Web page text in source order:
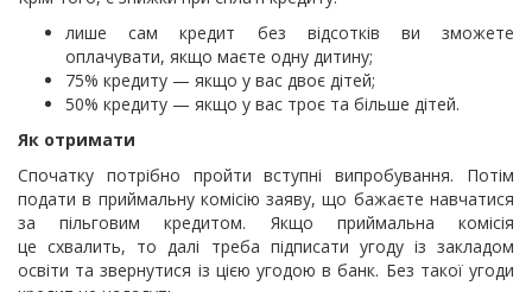
лише сам кредит без відсотків ви зможете
оплачувати, якщо маєте одну дитину;
75% кредиту — якщо у вас двоє дітей;
50% кредиту — якщо у вас троє та більше дітей.
Як отримати
Спочатку потрібно пройти вступні випробування. Потім
подати в приймальну комісію заяву, що бажаєте навчатися
за пільговим кредитом. Якщо приймальна комісія
це схвалить, то далі треба підписати угоду із закладом
освіти та звернутися із цією угодою в банк. Без такої угоди